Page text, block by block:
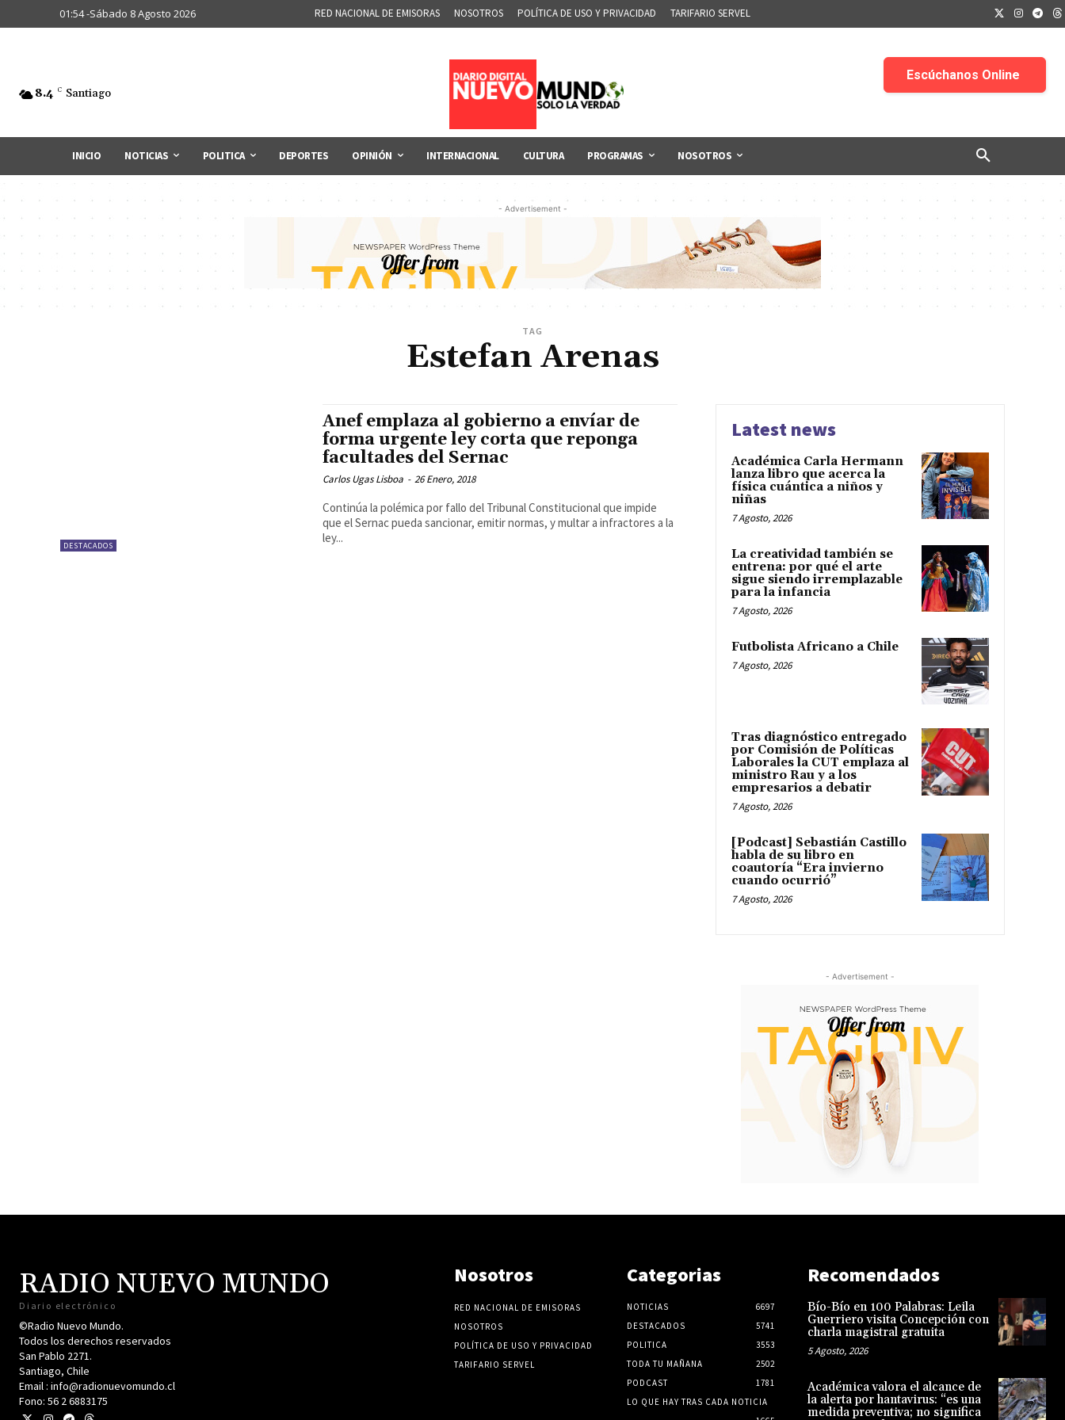
01:54 -Sábado 8 Agosto 2026 RED NACIONAL DE EMISORAS NOSOTROS POLÍTICA DE USO Y PRIVACIDAD TARIFARIO SERVEL
8.4 C Santiago
INICIO NOTICIAS POLITICA DEPORTES OPINIÓN INTERNACIONAL CULTURA PROGRAMAS NOSOTROS
- Advertisement -
TAG
Estefan Arenas
DESTACADOS
Anef emplaza al gobierno a envíar de
forma urgente ley corta que reponga
facultades del Sernac
Carlos Ugas Lisboa - 26 Enero, 2018
Continúa la polémica por fallo del Tribunal Constitucional que impide
que el Sernac pueda sancionar, emitir normas, y multar a infractores a la
ley...
Latest news
Académica Carla Hermann
lanza libro que acerca la
física cuántica a niños y
niñas
7 Agosto, 2026
La creatividad también se
entrena: por qué el arte
sigue siendo irremplazable
para la infancia
7 Agosto, 2026
Futbolista Africano a Chile
7 Agosto, 2026
Tras diagnóstico entregado
por Comisión de Políticas
Laborales la CUT emplaza al
ministro Rau y a los
empresarios a debatir
7 Agosto, 2026
[Podcast] Sebastián Castillo
habla de su libro en
coautoría “Era invierno
cuando ocurrió”
7 Agosto, 2026
- Advertisement -
RADIO NUEVO MUNDO
Diario electrónico
©Radio Nuevo Mundo.
Todos los derechos reservados
San Pablo 2271.
Santiago, Chile
Email : info@radionuevomundo.cl
Fono: 56 2 6883175
Nosotros
RED NACIONAL DE EMISORAS
NOSOTROS
POLÍTICA DE USO Y PRIVACIDAD
TARIFARIO SERVEL
Categorias
NOTICIAS
6697
DESTACADOS
5741
POLITICA
3553
TODA TU MAÑANA
2502
PODCAST
1781
LO QUE HAY TRAS CADA NOTICIA
Recomendados
Bío-Bío en 100 Palabras: Leila
Guerriero visita Concepción con
charla magistral gratuita
5 Agosto, 2026
Académica valora el alcance de
la alerta por hantavirus: “es una
medida preventiva; no significa